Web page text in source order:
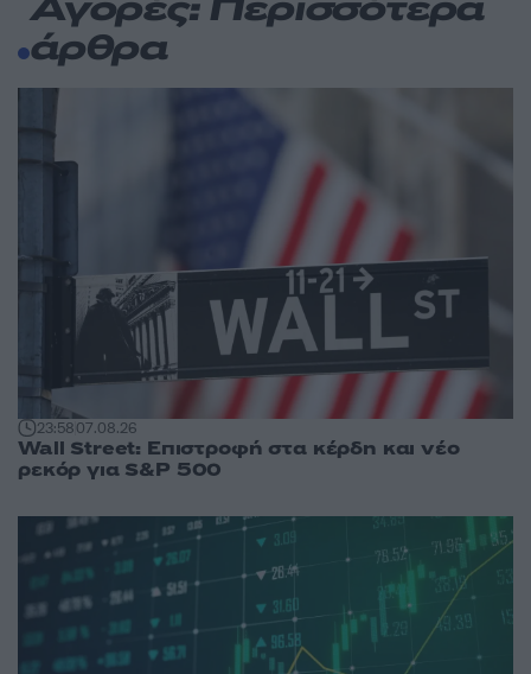
Αγορές: Περισσότερα
άρθρα
23:5807.08.26
Wall Street: Επιστροφή στα κέρδη και νέο
ρεκόρ για S&P 500